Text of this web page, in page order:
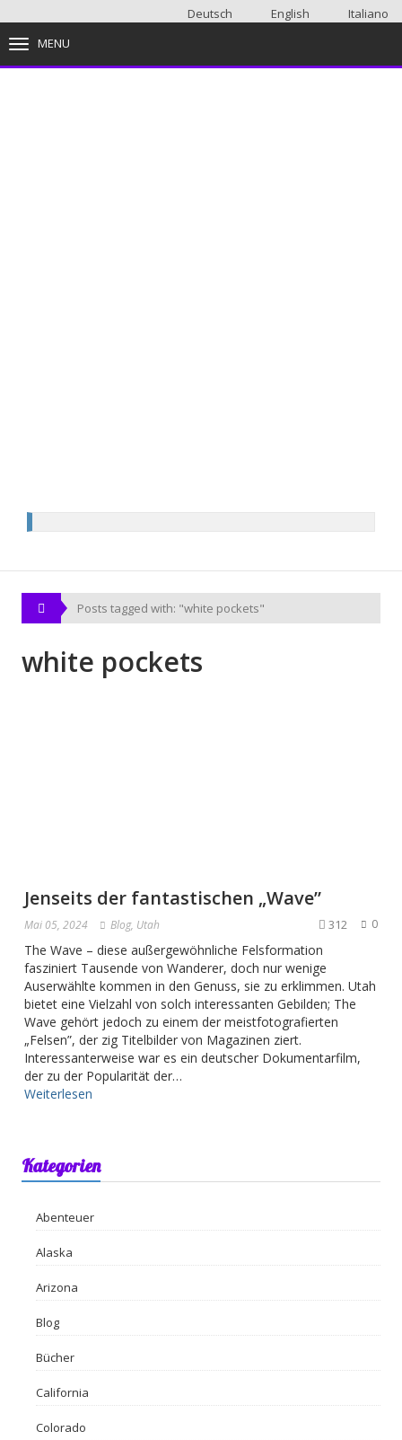
Deutsch English
Italiano
MENU
Posts tagged with: "white pockets"
white pockets
Jenseits der fantastischen „Wave”
Mai 05, 2024 Blog, Utah 0
312
The Wave – diese außergewöhnliche Felsformation
fasziniert Tausende von Wanderer, doch nur wenige
Auserwählte kommen in den Genuss, sie zu erklimmen. Utah
bietet eine Vielzahl von solch interessanten Gebilden; The
Wave gehört jedoch zu einem der meistfotografierten
„Felsen”, der zig Titelbilder von Magazinen ziert.
Interessanterweise war es ein deutscher Dokumentarfilm,
der zu der Popularität der…
Weiterlesen
Kategorien
Abenteuer
Alaska
Arizona
Blog
Bücher
California
Colorado